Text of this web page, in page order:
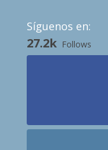
Síguenos en:
27.2k Follows